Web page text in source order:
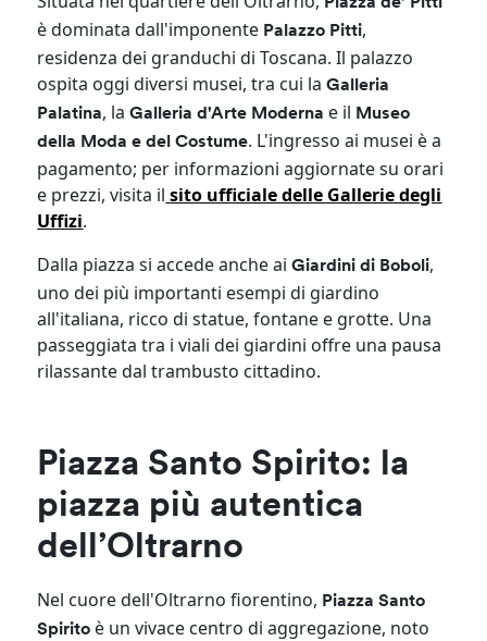
è dominata dall'imponente Palazzo Pitti,
residenza dei granduchi di Toscana. Il palazzo
ospita oggi diversi musei, tra cui laGalleria
Palatina, laGalleria d'Arte Moderna e il Museo
della Moda e del Costume. L'ingresso ai musei è a
pagamento; per informazioni aggiornate su orari
e prezzi, visita il sito ufficiale delle Gallerie degli
Uffizi.​
Dalla piazza si accede anche aiGiardini di Boboli,
uno dei più importanti esempi di giardino
all'italiana, ricco di statue, fontane e grotte. Una
passeggiata tra i viali dei giardini offre una pausa
rilassante dal trambusto cittadino.​
Piazza Santo Spirito: la
piazza più autentica
dell’Oltrarno
Nel cuore dell'Oltrarno fiorentino, Piazza Santo
Spirito è un vivace centro di aggregazione, noto